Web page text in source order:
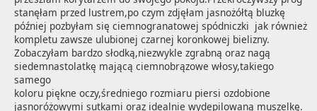
stanęłam przed lustrem,po czym zdjęłam jasnożółtą bluzkę
później pozbyłam się ciemnogranatowej spódniczki  jak również
kompletu zawsze ulubionej czarnej koronkowej bielizny.
Zobaczyłam bardzo słodką,niezwykle zgrabną oraz nagą
siedemnastolatkę mającą ciemnobrązowe włosy,takiego
samego
koloru piękne oczy,średniego rozmiaru piersi ozdobione
jasnoróżowymi sutkami oraz idealnie wydepilowaną muszelkę.